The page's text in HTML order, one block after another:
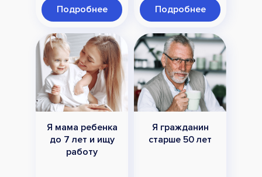
Подробнее Подробнее
Я мама ребенка
до 7 лет и ищу
работу
Я гражданин
старше 50 лет